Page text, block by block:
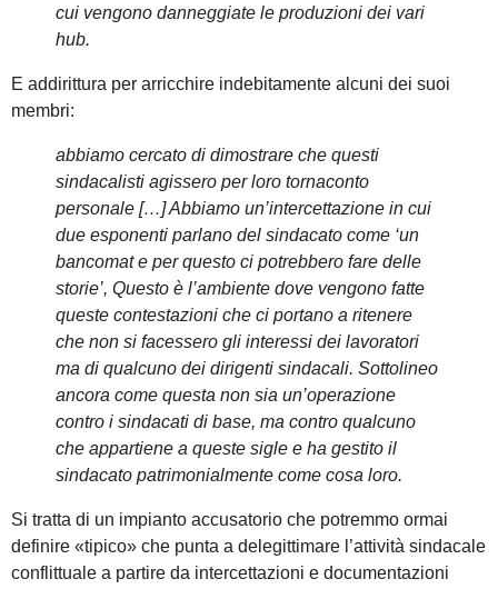
cui vengono danneggiate le produzioni dei vari
hub.
E addirittura per arricchire indebitamente alcuni dei suoi
membri:
abbiamo cercato di dimostrare che questi
sindacalisti agissero per loro tornaconto
personale […] Abbiamo un’intercettazione in cui
due esponenti parlano del sindacato come ‘un
bancomat e per questo ci potrebbero fare delle
storie’, Questo è l’ambiente dove vengono fatte
queste contestazioni che ci portano a ritenere
che non si facessero gli interessi dei lavoratori
ma di qualcuno dei dirigenti sindacali. Sottolineo
ancora come questa non sia un’operazione
contro i sindacati di base, ma contro qualcuno
che appartiene a queste sigle e ha gestito il
sindacato patrimonialmente come cosa loro.
Si tratta di un impianto accusatorio che potremmo ormai
definire «tipico» che punta a delegittimare l’attività sindacale
conflittuale a partire da intercettazioni e documentazioni